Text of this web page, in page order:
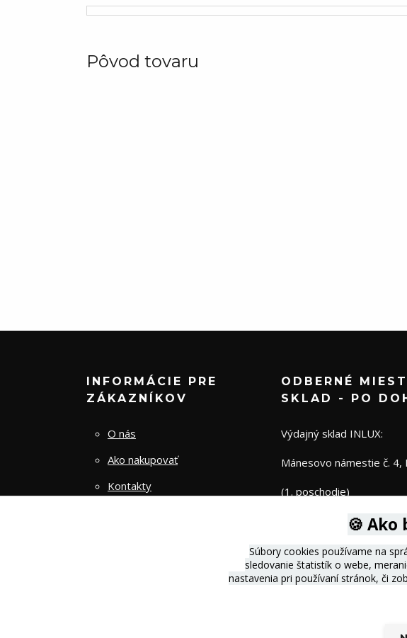
Pôvod tovaru
INFORMÁCIE PRE
ZÁKAZNÍKOV
O nás
Ako nakupovať
Kontakty
ODBERNÉ
SKLAD - PO
Výdajný sklad INLUX:
Mánesovo námestie č. 4,
(1. poschodie)
🍪 Ako
Súbory cookies používame na
sledovanie štatistík o webe,
nastavenia pri používaní stránok, či